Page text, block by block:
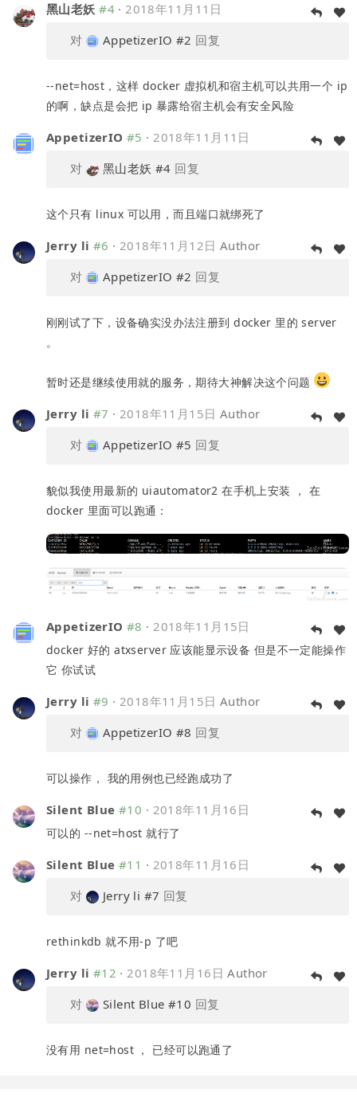
黑山老妖 #4·2018年11月11日
对
AppetizerIO #2 回复
--net=host，这样 docker 虚拟机和宿主机可以共用一个 ip
的啊，缺点是会把 ip 暴露给宿主机会有安全风险
AppetizerIO #5 · 2018年11月11日
对
黑山老妖 #4 回复
这个只有 linux 可以用，而且端口就绑死了
Jerry li #6 · 2018年11月12日 Author
对
AppetizerIO #2 回复
刚刚试了下，设备确实没办法注册到 docker 里的 server
。
暂时还是继续使用就的服务，期待大神解决这个问题
Jerry li #7 · 2018年11月15日 Author
对
AppetizerIO #5 回复
貌似我使用最新的 uiautomator2 在手机上安装 ， 在
docker 里面可以跑通：
AppetizerIO #8 ·2018年11月15日
docker 好的 atxserver 应该能显示设备 但是不一定能操作
它 你试试
Jerry li #9 · 2018年11月15日 Author
对
AppetizerIO #8 回复
可以操作， 我的用例也已经跑成功了
Silent Blue #10 · 2018年11月16日
可以的 --net=host 就行了
Silent Blue #11 · 2018年11月16日
对
Jerry li #7 回复
rethinkdb 就不用-p 了吧
Jerry li #12 ·2018年11月16日 Author
对
Silent Blue #10 回复
没有用 net=host ， 已经可以跑通了